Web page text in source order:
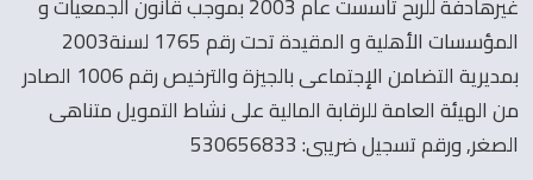
المؤسسات الأهلية و المقيدة تحت رقم 1765 لسنة2003
بمديرية التضامن الإجتماعى بالجيزة والترخيص رقم 1006 الصادر
من الهيئة العامة للرقابة المالية على نشاط التمويل متناهى
الصغر, ورقم تسجيل ضريبى: 530656833